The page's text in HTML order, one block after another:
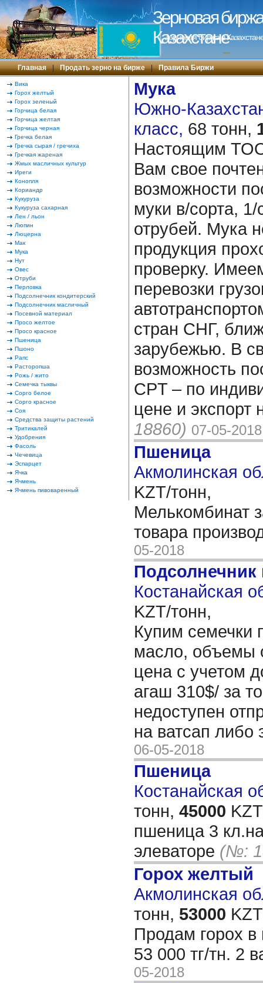
Зерновая
Казахстане
Зерновая биржа в
---
Главная | Продать зерно на бирже | Правила Биржи
Вика
Горох желтый
Горох зеленый
Горчица белая
Горчица желтая
Горчица черная
Гречка белая
Гречка сырая / гречиха
Гречкая жареная
Жмых масличных культур
Иреги
Конопля
Кориандр
Кукуруза
Кукуруза сахарная
Лен / льон
Люпин
Люцерна
Мак
Мука
Нут
Овес
Отруби
Перловка
Подсолнечник кондитерский
Подсолнечник масличный
Посевной материал
Просо желтое
Просо красное
Пшеница
Пшоно
Рапс
Расторопша
Рожь / жито
Семечка тыквы
Сорго белое
Сорго красное
Соя
Средства защиты растений
Тритикалей
Удобрения
Фасоль
Чечевица
Эспарцет
Ячка
Ячмень
Ячмень пивоваренный
Мука
Южно-
класс, 68 тонн,
Настоящим
Вам свое
возможности
муки в/сорта, 1/
отрубей. Мука
продукция
проверку.
перевозки
стран СНГ,
зарубежью. В
возможность
CPT – по
цене и экспорт
18860) 07-05-2018
Пшеница
Акмолинская
KZT/тонн,
Мелькомбинат
товара
05-2018
Костанайская
KZT/тонн,
Купим семечки
масло, объемы
цена с учетом
агаш 310$/ за
недоступен
на ватсап либо
06-05-2018
Пшеница
Костанайская
тонн, 45000
пшеница 3
элеваторе (№:
Горох желтый
Акмолинская
тонн, 53000
Продам горох
53 000 тг/тн. 2
05-2018